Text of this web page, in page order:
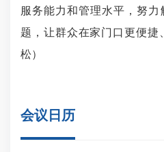
服务能力和管理水平，努力
题，让群众在家门口更便捷
松）
会议日历